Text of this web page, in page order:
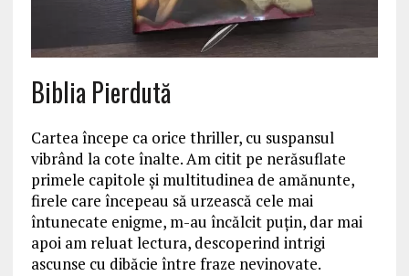
Biblia Pierdută
Cartea începe ca orice thriller, cu suspansul
vibrând la cote înalte. Am citit pe nerăsuflate
primele capitole şi multitudinea de amănunte,
firele care începeau să urzească cele mai
întunecate enigme, m-au încălcit puţin, dar mai
apoi am reluat lectura, descoperind intrigi
ascunse cu dibăcie între fraze nevinovate.